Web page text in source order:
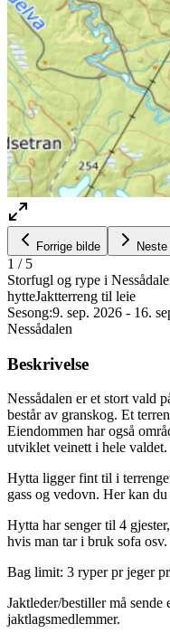
Forrige bilde
1 / 5
Storfugl og rype i
hytteJaktterreng til leie
Sesong:9. sep. 2026 - 16.
Nessådalen
Beskrivelse
Nessådalen er et stort vald
består av granskog. Et
Eiendommen har også
utviklet veinett i hele valdet.
Hytta ligger fint til i
gass og vedovn. Her kan
Hytta har senger til 4
hvis man tar i bruk sofa osv.
Bag limit: 3 ryper pr jeger
Jaktleder/bestiller må
jaktlagsmedlemmer.